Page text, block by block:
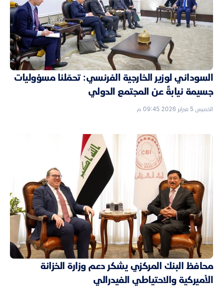
السوداني لوزير الخارجية الفرنسي: تحمّلنا مسؤوليات
جسيمة نيابةً عن المجتمع الدولي
الخميس 5 فبراير 2026 09:45 م
محافظ البنك المركزي يشكر دعم وزارة الخزانة
الأميركية والاحتياطي الفيدرالي